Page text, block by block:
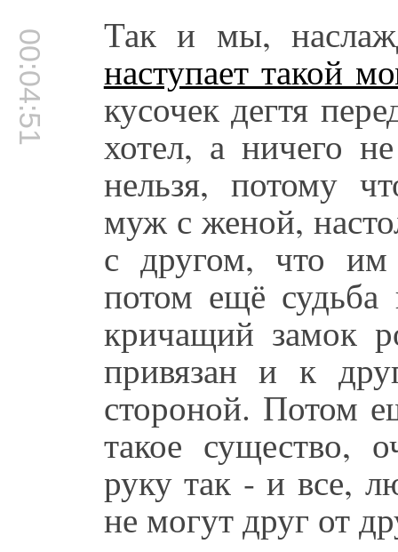
00:04:51 Так и мы,
наступает такой
кусочек дегтя
хотел, а ничего
нельзя, потому
муж с женой,
с другом, что им
потом ещё судьба
кричащий замок
привязан и к
стороной. Потом
такое существо,
руку так - и все,
не могут друг от